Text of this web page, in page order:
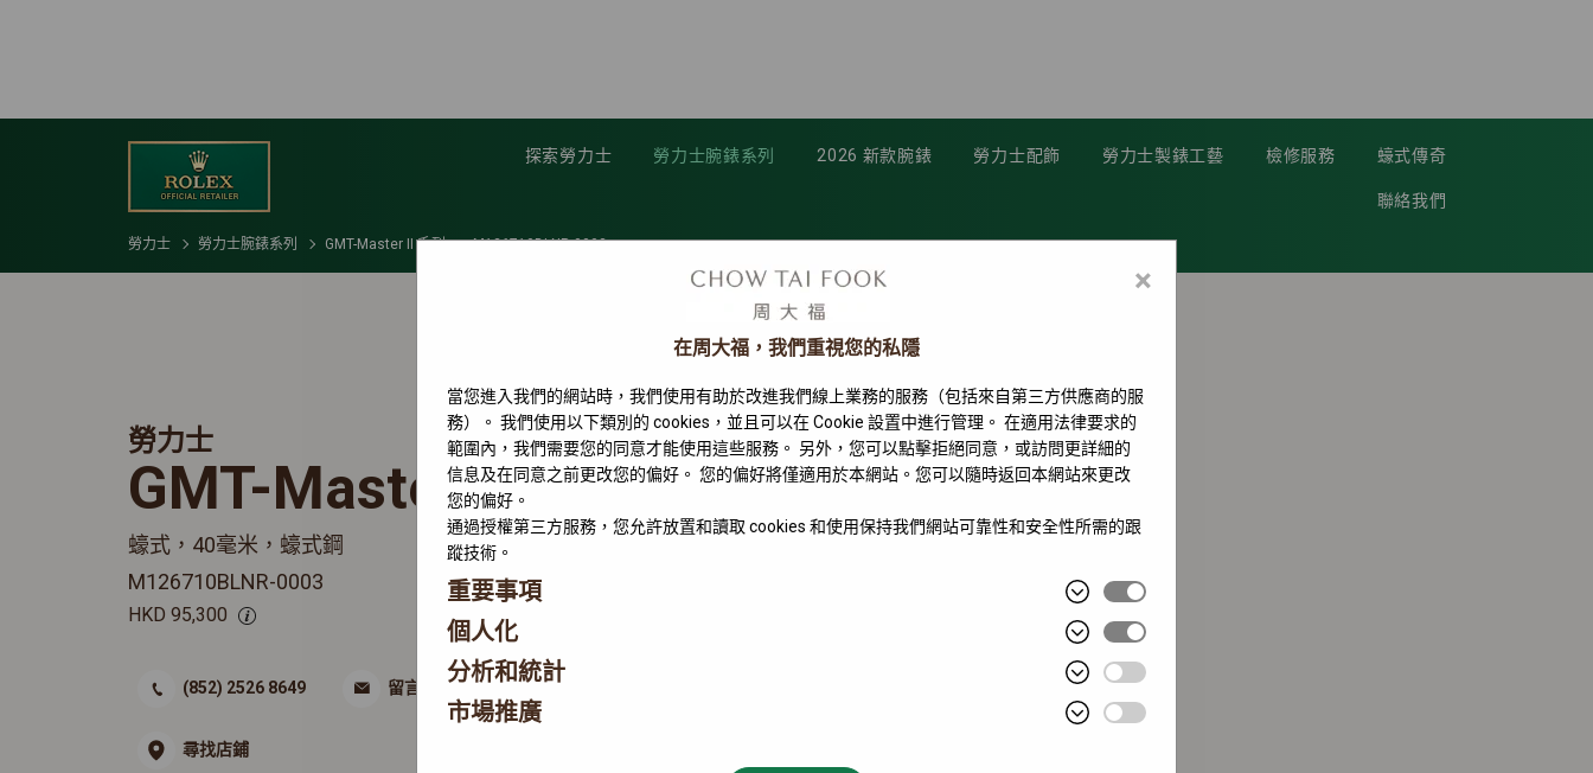
探索勞力士 勞力士腕錶系列 2026 新款腕錶 勞力士配飾 勞力士製錶工藝 檢修服務 蠔式傳奇
聯絡我們
勞力士 勞力士腕錶系列 GMT-Master II 系列 M126710BLNR-0003
勞力士
GMT-Master II
蠔式，40毫米，蠔式鋼
M126710BLNR-0003
HKD 95,300
(852) 2526 8649 留言
尋找店鋪
×
在周大福，我們重視您的私隱
當您進入我們的網站時，我們使用有助於改進我們線上業務的服務（包括來自第三方供應商的服
務）。 我們使用以下類別的 cookies，並且可以在 Cookie 設置中進行管理。 在適用法律要求的
範圍內，我們需要您的同意才能使用這些服務。 另外，您可以點擊拒絕同意，或訪問更詳細的
信息及在同意之前更改您的偏好。 您的偏好將僅適用於本網站。您可以隨時返回本網站來更改
您的偏好。
通過授權第三方服務，您允許放置和讀取 cookies 和使用保持我們網站可靠性和安全性所需的跟
蹤技術。
重要事項
個人化
分析和統計
市場推廣